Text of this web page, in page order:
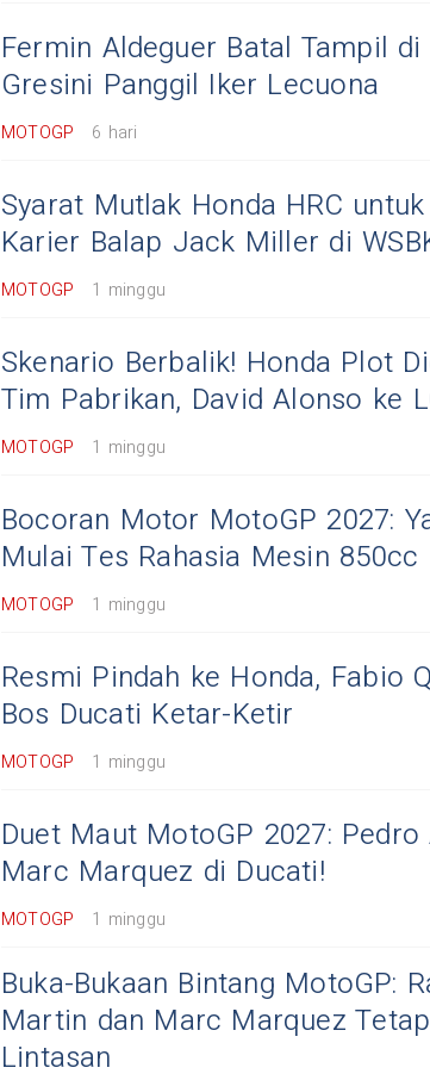
Fermin Aldeguer Batal Tampil
Gresini Panggil Iker Lecuona
MOTOGP 6 hari
Syarat Mutlak Honda HRC
Karier Balap Jack Miller di
MOTOGP 1 minggu
Skenario Berbalik! Honda Plot
Tim Pabrikan, David Alonso ke
MOTOGP 1 minggu
Bocoran Motor MotoGP 2027:
Mulai Tes Rahasia Mesin 850cc
MOTOGP 1 minggu
Resmi Pindah ke Honda, Fabio
Bos Ducati Ketar-Ketir
MOTOGP 1 minggu
Duet Maut MotoGP 2027:
Marc Marquez di Ducati!
MOTOGP 1 minggu
Buka-Bukaan Bintang MotoGP:
Martin dan Marc Marquez
Lintasan